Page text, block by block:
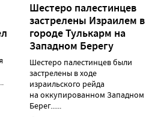
Шестеро палестинцев
застрелены Израилем в
городе Тулькарм на
Западном Берегу
Шестеро палестинцев были
застрелены в ходе
израильского рейда
на оккупированном Западном
Берег......